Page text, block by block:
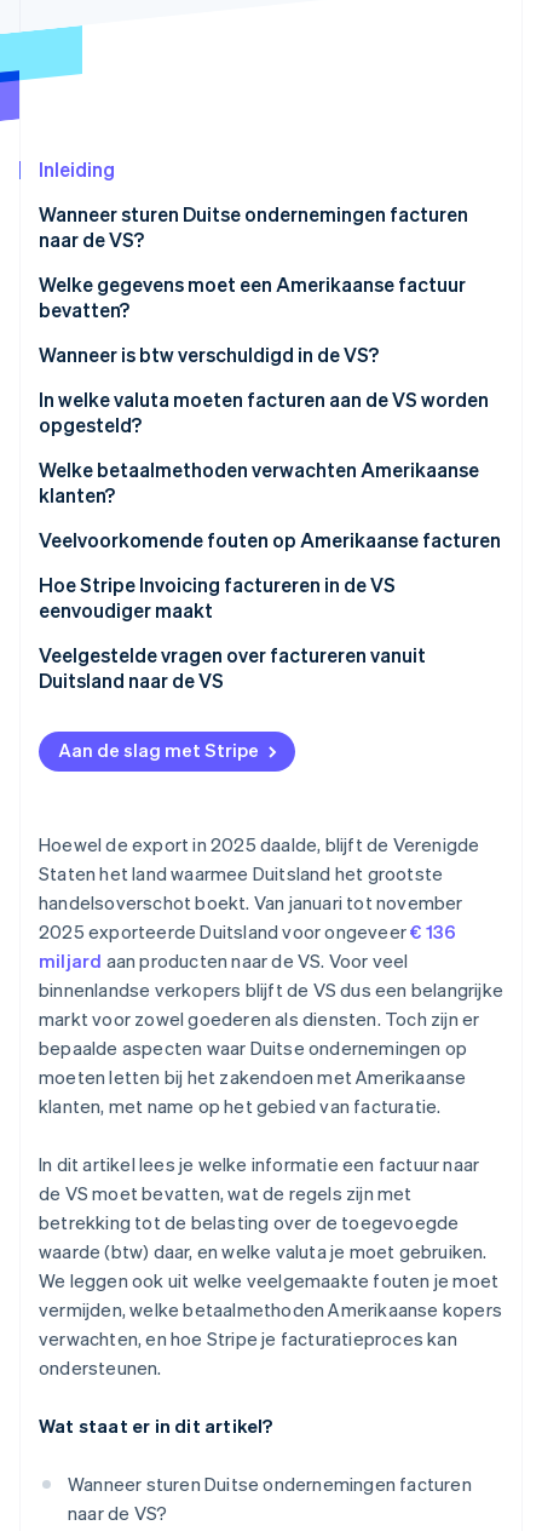
Oprichting van een start-up
CO₂-verwijdering
Stripe Sessions 2026
Inleiding
Wanneer sturen Duitse ondernemingen facturen
naar de VS?
Welke gegevens moet een Amerikaanse factuur
bevatten?
Wanneer is btw verschuldigd in de VS?
Wat is de procedure voor de verleggingsregeling?
In welke valuta moeten facturen aan de VS worden
opgesteld?
Facturen in USD
Welke betaalmethoden verwachten Amerikaanse
klanten?
ACH
Creditcards
Bankoverschrijvingen
Veelvoorkomende fouten op Amerikaanse facturen
Hoe Stripe Invoicing factureren in de VS
eenvoudiger maakt
Veelgestelde vragen over factureren vanuit
Duitsland naar de VS
Aan de slag met Stripe
Hoewel de export in 2025 daalde, blijft de Verenigde
Staten het land waarmee Duitsland het grootste
handelsoverschot boekt. Van januari tot november
2025 exporteerde Duitsland voor ongeveer€ 136
miljard aan producten naar de VS. Voor veel
binnenlandse verkopers blijft de VS dus een belangrijke
markt voor zowel goederen als diensten. Toch zijn er
bepaalde aspecten waar Duitse ondernemingen op
moeten letten bij het zakendoen met Amerikaanse
klanten, met name op het gebied van facturatie.
In dit artikel lees je welke informatie een factuur naar
de VS moet bevatten, wat de regels zijn met
betrekking tot de belasting over de toegevoegde
waarde (btw) daar, en welke valuta je moet gebruiken.
We leggen ook uit welke veelgemaakte fouten je moet
vermijden, welke betaalmethoden Amerikaanse kopers
verwachten, en hoe Stripe je facturatieproces kan
ondersteunen.
Wat staat er in dit artikel?
Wanneer sturen Duitse ondernemingen facturen
naar de VS?